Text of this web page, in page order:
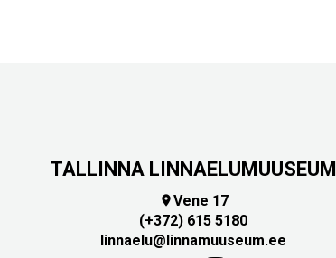
TALLINNA LINNAELUMUUSEUM
Vene 17
(+372) 615 5180
linnaelu@linnamuuseum.ee